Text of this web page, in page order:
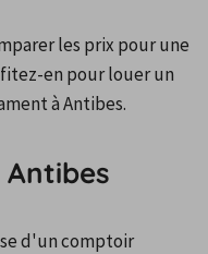
en pour louer un
à Antibes.
Antibes
d'un comptoir